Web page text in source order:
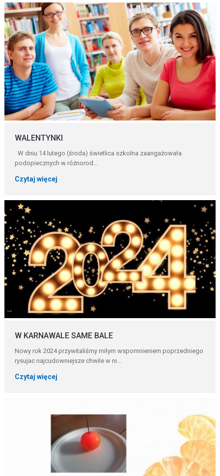
WALENTYNKI
W dniu 14 lutego (środa) świetlica szkolna zaangażowała
podopiecznych w różnorod...
Czytaj więcej
W KARNAWALE SAME BALE
Nowy rok 2024 przywitaliśmy miłym wspomnieniem poprzedniego
rysujac najcudowniejsze chwile w ni...
Czytaj więcej